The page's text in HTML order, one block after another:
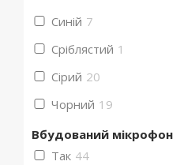
Синій 7
Сріблястий 1
Сірий 20
Чорний 19
Вбудований мікрофон
Так 44